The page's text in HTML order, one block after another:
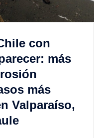
con
más
más
Valparaíso,